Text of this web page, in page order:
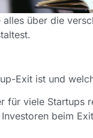
über die
Exit ist und
für viele Startups
beim